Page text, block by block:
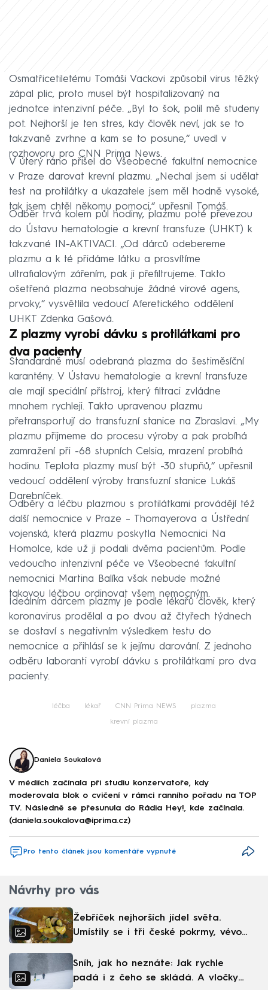
Osmatřicetiletému Tomáši Vackovi způsobil virus těžký
zápal plic, proto musel být hospitalizovaný na
jednotce intenzivní péče. „Byl to šok, polil mě studeny
pot. Nejhorší je ten stres, kdy člověk neví, jak se to
takzvaně zvrhne a kam se to posune,“ uvedl v
rozhovoru pro CNN Prima News.
V úterý ráno přišel do Všeobecné fakultní nemocnice
v Praze darovat krevní plazmu. „Nechal jsem si udělat
test na protilátky a ukazatele jsem měl hodně vysoké,
tak jsem chtěl někomu pomoci,“ upřesnil Tomáš.
Odběr trvá kolem půl hodiny, plazmu poté převezou
do Ústavu hematologie a krevní transfuze (UHKT) k
takzvané IN-AKTIVACI. „Od dárců odebereme
plazmu a k té přidáme látku a prosvítíme
ultrafialovým zářením, pak ji přefiltrujeme. Takto
ošetřená plazma neobsahuje žádné virové agens,
prvoky,“ vysvětlila vedoucí Aferetického oddělení
UHKT Zdenka Gašová.
Z plazmy vyrobí dávku s protilátkami pro
dva pacienty
Standardně musí odebraná plazma do šestiměsíční
karantény. V Ústavu hematologie a krevní transfuze
ale mají speciální přístroj, který filtraci zvládne
mnohem rychleji. Takto upravenou plazmu
přetransportují do transfuzní stanice na Zbraslavi. „My
plazmu přijmeme do procesu výroby a pak probíhá
zamražení při -68 stupních Celsia, mrazení probíhá
hodinu. Teplota plazmy musí být -30 stupňů,“ upřesnil
vedoucí oddělení výroby transfuzní stanice Lukáš
Darebníček.
Odběry a léčbu plazmou s protilátkami provádějí též
další nemocnice v Praze – Thomayerova a Ústřední
vojenská, která plazmu poskytla Nemocnici Na
Homolce, kde už ji podali dvěma pacientům. Podle
vedoucího intenzivní péče ve Všeobecné fakultní
nemocnici Martina Balíka však nebude možné
takovou léčbou ordinovat všem nemocným.
Ideálním dárcem plazmy je podle lékařů člověk, který
koronavirus prodělal a po dvou až čtyřech týdnech
se dostaví s negativním výsledkem testu do
nemocnice a přihlásí se k jejímu darování. Z jednoho
odběru laboranti vyrobí dávku s protilátkami pro dva
pacienty.
léčba lékař CNN Prima NEWS plazma
krevní plazma
Daniela Soukalová
V médiích začínala při studiu konzervatoře, kdy
moderovala blok o cvičení v rámci ranního pořadu na TOP
TV. Následně se přesunula do Rádia Hey!, kde začínala.
(daniela.soukalova@iprima.cz)
Pro tento článek jsou komentáře vypnuté
Návrhy pro vás
Žebříček nejhorších jídel světa.
Umístily se i tři české pokrmy, vévodí
Sníh, jak ho neznáte: Jak rychle
padá i z čeho se skládá. A vločky